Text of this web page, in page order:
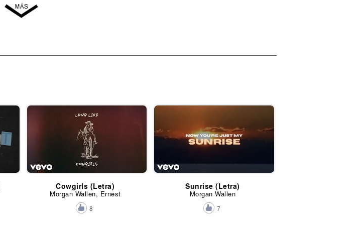
Cowgirls (Letra)
Morgan Wallen, Ernest
8
Sunrise (Letra)
Morgan Wallen
7